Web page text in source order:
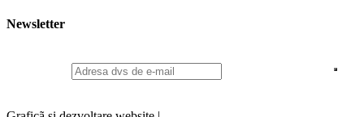
Newsletter